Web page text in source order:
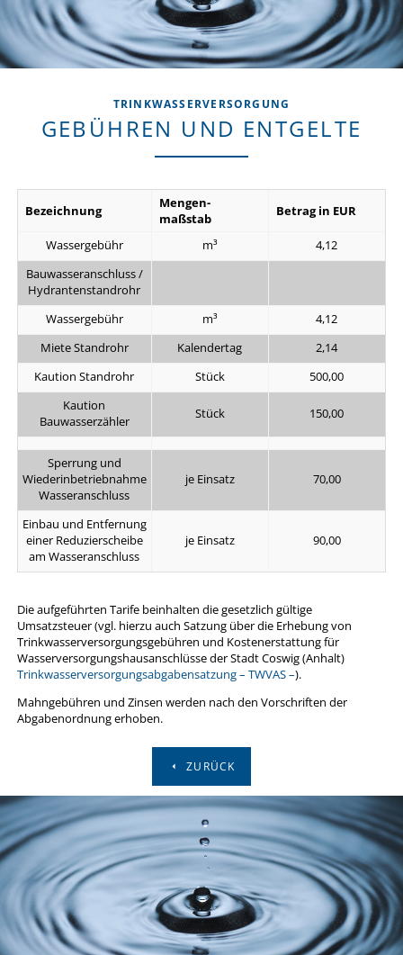
TRINKWASSERVERSORGUNG
GEBÜHREN UND ENTGELTE
Bezeichnung
Mengen-
maßstab
Betrag in EUR
Wassergebühr m³
4,12
Bauwasseranschluss /
Hydrantenstandrohr
Wassergebühr
m³
4,12
Miete Standrohr
Kalendertag
2,14
Kaution Standrohr
Stück
500,00
Kaution
Bauwasserzähler
Stück 150,00
Sperrung und
Wiederinbetriebnahme
Wasseranschluss
je Einsatz 70,00
Einbau und Entfernung
einer Reduzierscheibe
am Wasseranschluss
je Einsatz 90,00
Die aufgeführten Tarife beinhalten die gesetzlich gültige
Umsatzsteuer (vgl. hierzu auch Satzung über die Erhebung von
Trinkwasserversorgungsgebühren und Kostenerstattung für
Wasserversorgungshausanschlüsse der Stadt Coswig (Anhalt)
Trinkwasserversorgungsabgabensatzung – TWVAS –).
Mahngebühren und Zinsen werden nach den Vorschriften der
Abgabenordnung erhoben.
ZURÜCK